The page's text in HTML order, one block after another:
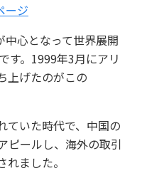
ージ
心となって世界展開
す。1999年3月にアリ
上げたのがこの
ていた時代で、中国の
ピールし、海外の取引
ました。